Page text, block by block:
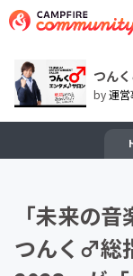
つん
by運営
「未来の
つんく♂総